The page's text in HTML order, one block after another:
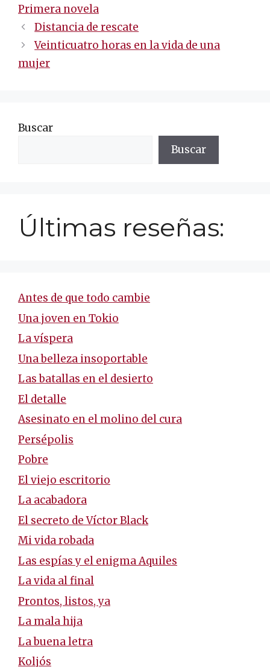
Primera novela
Navegación
de
Distancia de rescate
Veinticuatro horas en la vida de una
mujer
Buscar
Buscar
Últimas reseñas:
Antes de que todo cambie
Una joven en Tokio
La víspera
Una belleza insoportable
Las batallas en el desierto
El detalle
Asesinato en el molino del cura
Persépolis
Pobre
El viejo escritorio
La acabadora
El secreto de Víctor Black
Mi vida robada
Las espías y el enigma Aquiles
La vida al final
Prontos, listos, ya
La mala hija
La buena letra
Koljós